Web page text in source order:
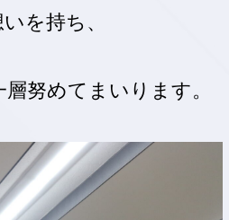
を持ち、
努めてまいります。